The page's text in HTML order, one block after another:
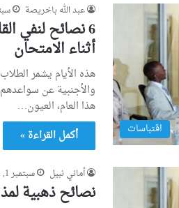
اقتباسات
عبد الله باخريصة
6 نصائح لنفي
أثناء الامتحان
هذه الأيام يشمر
والأجنبية عن
هذا العام، العيون…
أكمل القراءة »
أماني نبيل سبتمبر 1, 2021
نصائح ذهبية